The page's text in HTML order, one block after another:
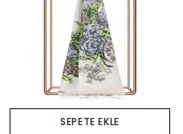
SEPETE EKLE